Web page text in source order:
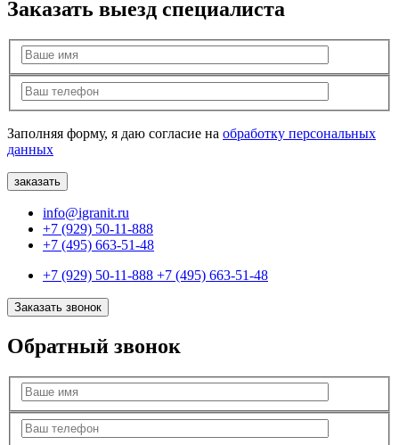
Заказать выезд специалиста
Заполняя форму, я даю согласие на обработку персональных
данных
info@igranit.ru
+7 (929) 50-11-888
+7 (495) 663-51-48
+7 (929) 50-11-888 +7 (495) 663-51-48
Заказать звонок
Обратный звонок